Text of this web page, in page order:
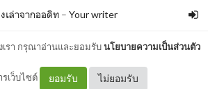
เรา กรุณาอ่านและยอมรับนโยบายความเป็นส่วนตัว
รเว็บไซต์ ยอมรับ ไม่ยอมรับ
งเล่าจากออดิท – Your writer